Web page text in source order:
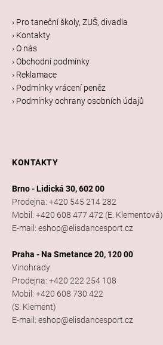
› Pro taneční školy, ZUŠ, divadla
› Kontakty
› O nás
› Obchodní podmínky
› Reklamace
› Podmínky vrácení peněz
› Podmínky ochrany osobních údajů
KONTAKTY
Brno - Lidická 30, 602 00
Prodejna: +420 545 214 282
Mobil: +420 608 477 472 (E. Klementová)
E-mail: eshop@elisdancesport.cz
Praha - Na Smetance 20, 120 00
Vinohrady
Prodejna: +420 222 254 108
Mobil: +420 608 730 422
(S. Klement)
E-mail: eshop@elisdancesport.cz